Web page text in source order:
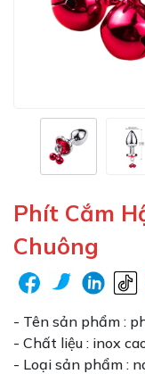
Phít Cắm
Chuông
- Tên sản phẩm :
- Chất liệu : inox
- Loại sản phẩm :